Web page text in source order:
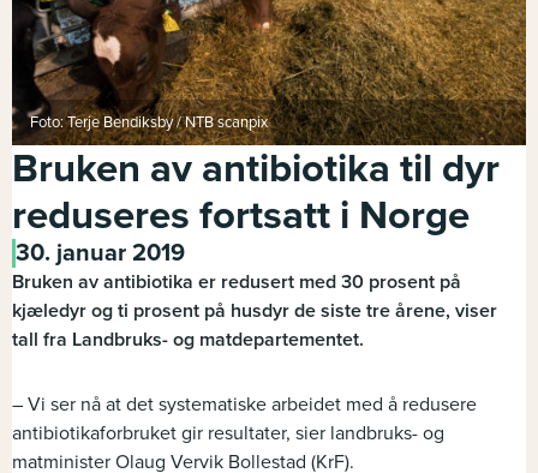
Foto: Terje Bendiksby / NTB scanpix
Bruken av antibiotika til dyr
reduseres fortsatt i Norge
30. januar 2019
Bruken av antibiotika er redusert med 30 prosent på
kjæledyr og ti prosent på husdyr de siste tre årene, viser
tall fra Landbruks- og matdepartementet.
– Vi ser nå at det systematiske arbeidet med å redusere
antibiotikaforbruket gir resultater, sier landbruks- og
matminister Olaug Vervik Bollestad (KrF).